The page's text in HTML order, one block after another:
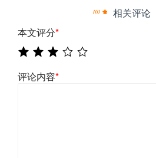
相关评论
本文评分*
评论内容*